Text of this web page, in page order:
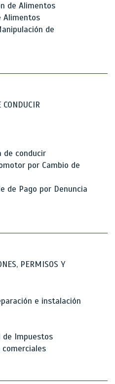
de Alimentos
Alimentos
de
de conducir
por Cambio de
de Pago por Denuncia
PERMISOS Y
e instalación
Impuestos